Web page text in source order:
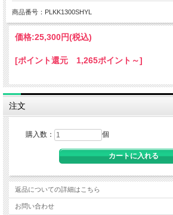
商品番号：PLKK1300SHYL
価格:25,300円(税込)
[ポイント還元 1,265ポイント～]
注文
購入数： 個
返品についての詳細はこちら
お問い合わせ